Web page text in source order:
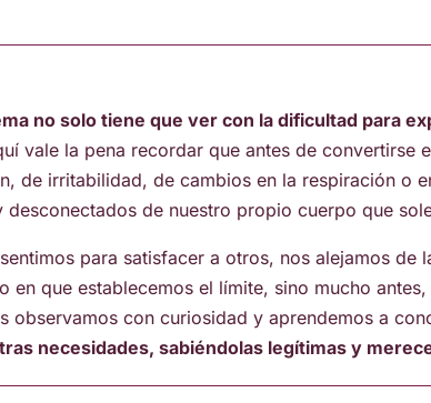
no solo tiene que ver con la dificultad para
vale la pena recordar que antes de convertirse
de irritabilidad, de cambios en la respiración o
de nuestro propio cuerpo que
para satisfacer a otros, nos alejamos de
que establecemos el límite, sino mucho
con curiosidad y aprendemos a
necesidades, sabiéndolas legítimas y